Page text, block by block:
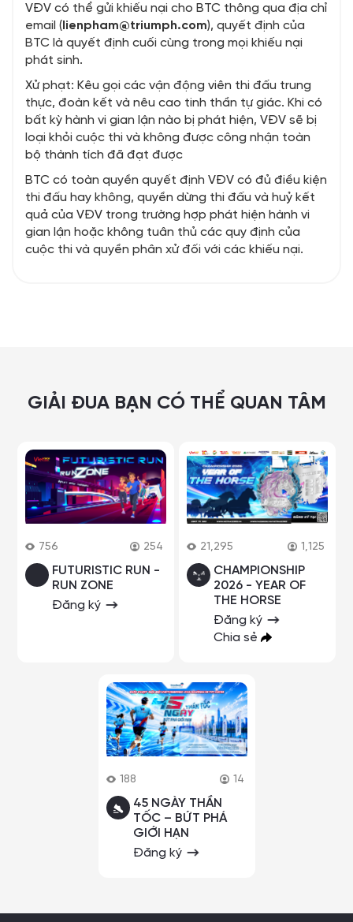
VĐV có thể gửi khiếu nại cho BTC thông qua địa chỉ
email (lienpham@triumph.com), quyết định của
BTC là quyết định cuối cùng trong mọi khiếu nại
phát sinh.
Xử phạt: Kêu gọi các vận động viên thi đấu trung
thực, đoàn kết và nêu cao tinh thần tự giác. Khi có
bất kỳ hành vi gian lận nào bị phát hiện, VĐV sẽ bị
loại khỏi cuộc thi và không được công nhận toàn
bộ thành tích đã đạt được
BTC có toàn quyền quyết định VĐV có đủ điều kiện
thi đấu hay không, quyền dừng thi đấu và huỷ kết
quả của VĐV trong trường hợp phát hiện hành vi
gian lận hoặc không tuân thủ các quy định của
cuộc thi và quyền phân xử đối với các khiếu nại.
GIẢI ĐUA BẠN CÓ THỂ QUAN TÂM
756 254
FUTURISTIC RUN -
RUN ZONE
Đăng ký
21,295 1,125
CHAMPIONSHIP
2026 - YEAR OF
THE HORSE
Đăng ký
Chia sẻ
188 14
45 NGÀY THẦN
TỐC – BỨT PHÁ
GIỚI HẠN
Đăng ký